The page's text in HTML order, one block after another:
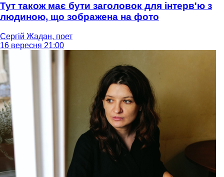
Тут також має бути заголовок для інтерв'ю з
людиною, що зображена на фото
Сергій Жадан, поет
16 вересня 21:00